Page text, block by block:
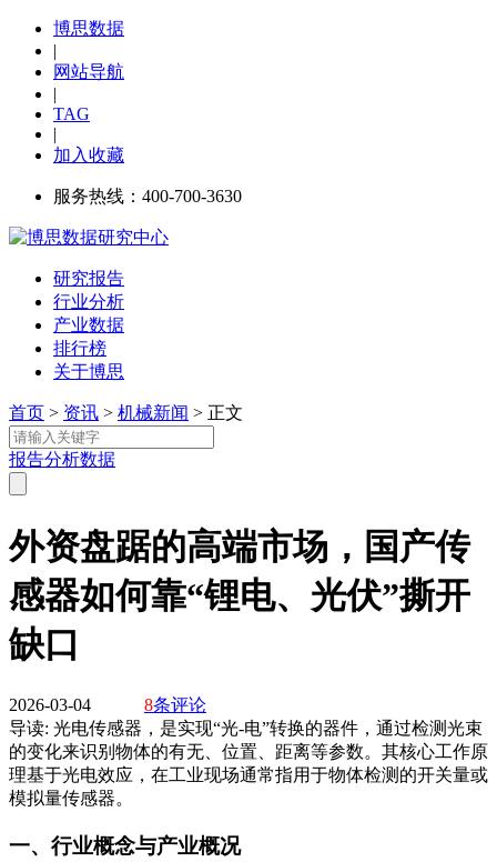
博思数据
|
网站导航
|
TAG
|
加入收藏
服务热线：400-700-3630
研究报告
行业分析
产业数据
排行榜
关于博思
首页 > 资讯 > 机械新闻 > 正文
报告分析数据
外资盘踞的高端市场，国产传
感器如何靠“锂电、光伏”撕开
缺口
2026-03-04 8条评论
导读: 光电传感器，是实现“光-电”转换的器件，通过检测光束
的变化来识别物体的有无、位置、距离等参数。其核心工作原
理基于光电效应，在工业现场通常指用于物体检测的开关量或
模拟量传感器。
一、行业概念与产业概况